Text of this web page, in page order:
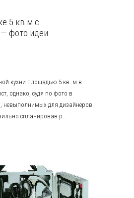
5 кв м с
фото идеи
кухни площадью 5 кв. м в
однако, судя по фото в
невыполнимых для дизайнеров
спланировав р...